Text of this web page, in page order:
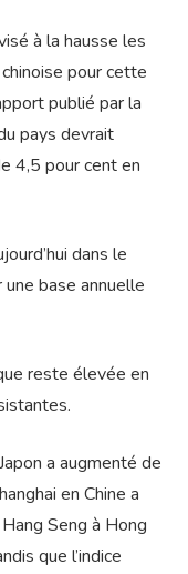
à la hausse les
pour cette
publié par la
pays devrait
4,5 pour cent en
dans le
base annuelle
reste élevée en
a augmenté de
en Chine a
Seng à Hong
que l’indice